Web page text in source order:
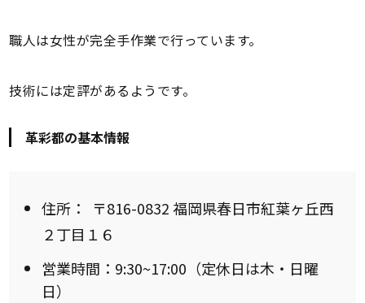
職人は女性が完全手作業で行っています。
技術には定評があるようです。
革彩都の基本情報
住所：
〒816-0832 福岡県春日市紅葉ヶ丘西
２丁目１６
営業時間：9:30~17:00（定休日は木・日曜
日）